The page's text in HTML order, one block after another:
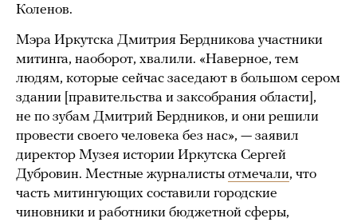
Коленов.
Мэра Иркутска Дмитрия Бердникова участники
митинга, наоборот, хвалили. «Наверное, тем
людям, которые сейчас заседают в большом сером
здании [правительства и заксобрания области],
не по зубам Дмитрий Бердников, и они решили
провести своего человека без нас», — заявил
директор Музея истории Иркутска Сергей
Дубровин. Местные журналисты отмечали, что
часть митингующих составили городские
чиновники и работники бюджетной сферы,